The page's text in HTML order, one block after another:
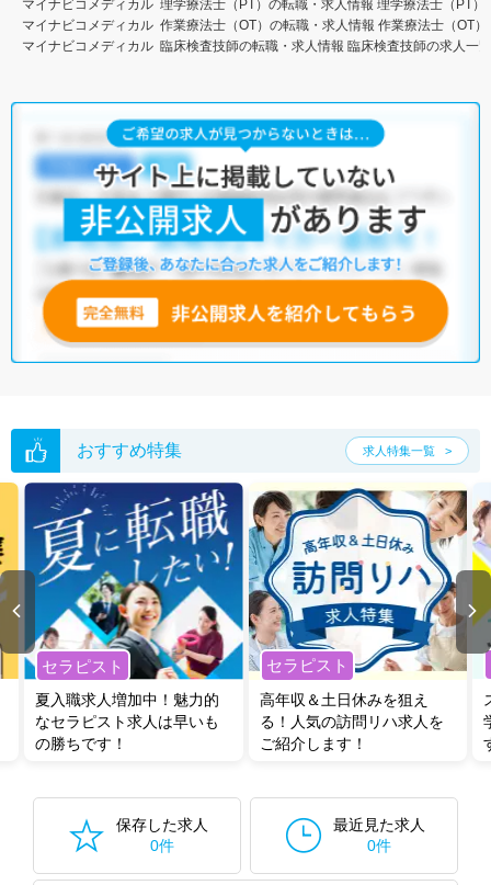
マイナビコメディカル 理学療法士（PT）の転職・求人情報 理学療法士（PT）
マイナビコメディカル 作業療法士（OT）の転職・求人情報 作業療法士（OT
マイナビコメディカル 臨床検査技師の転職・求人情報 臨床検査技師の求人一覧
おすすめ特集 求人特集一覧
セラピスト
夏入職求人増加中！魅力的
なセラピスト求人は早いも
の勝ちです！
セラピスト
高年収＆土日休みを狙え
る！人気の訪問リハ求人を
ご紹介します！
保存した求人
0件
最近見た求人
0件